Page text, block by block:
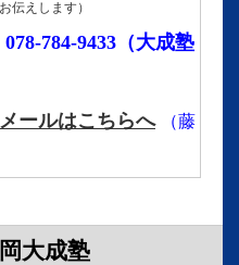
伝えします）
784-9433（大成塾
メールはこちらへ
（藤
大成塾